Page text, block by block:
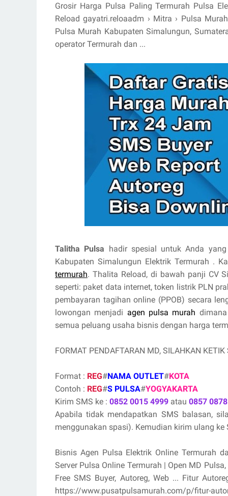
Grosir Harga Pulsa Paling Termurah Pulsa
Reload gayatri.reloaadm › Mitra › Pulsa
Pulsa Murah Kabupaten Simalungun,
operator Termurah dan ...
Talitha Pulsa hadir spesial untuk Anda
Kabupaten Simalungun Elektrik Termurah .
termurah. Thalita Reload, di bawah panji CV
seperti: paket data internet, token listrik PLN
pembayaran tagihan online (PPOB) secara
lowongan menjadi agen pulsa murah
semua peluang usaha bisnis dengan harga
FORMAT PENDAFTARAN MD, SILAHKAN KETIK
Format : REG#NAMA OUTLET#KOTA
Contoh : REG#S PULSA#YOGYAKARTA
Kirim SMS ke : 0852 0015 4999 atau 0857
Apabila tidak mendapatkan SMS balasan,
menggunakan spasi). Kemudian kirim ulang ke
Bisnis Agen Pulsa Elektrik Online Termurah
Server Pulsa Online Termurah | Open MD
Free SMS Buyer, Autoreg, Web ... Fitur
https://www.pusatpulsamurah.com/p/fitur-